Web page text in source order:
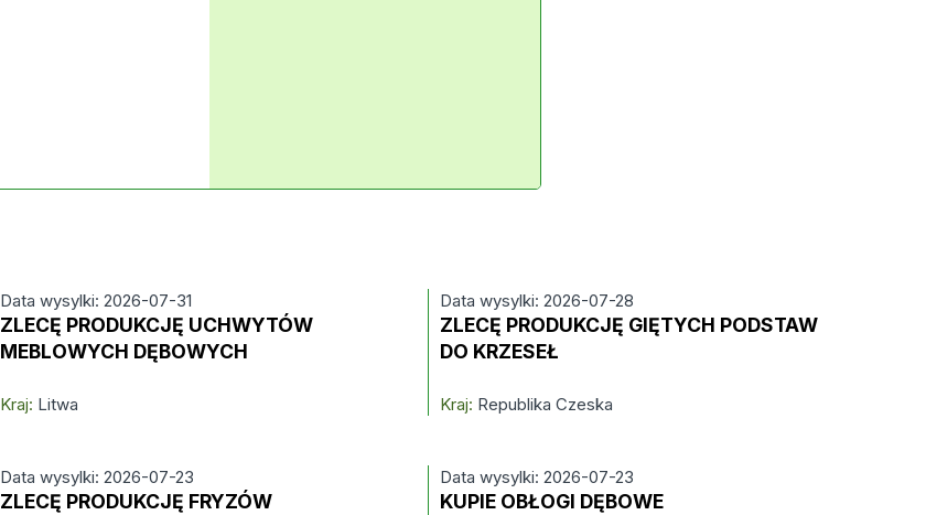
Data wysylki: 2026-07-31
ZLECĘ PRODUKCJĘ UCHWYTÓW
MEBLOWYCH DĘBOWYCH
Kraj: Litwa
Data wysylki: 2026-07-28
ZLECĘ PRODUKCJĘ GIĘTYCH PODSTAW
DO KRZESEŁ
Kraj: Republika Czeska
Data wysylki: 2026-07-23
ZLECĘ PRODUKCJĘ FRYZÓW
Data wysylki: 2026-07-23
KUPIE OBŁOGI DĘBOWE